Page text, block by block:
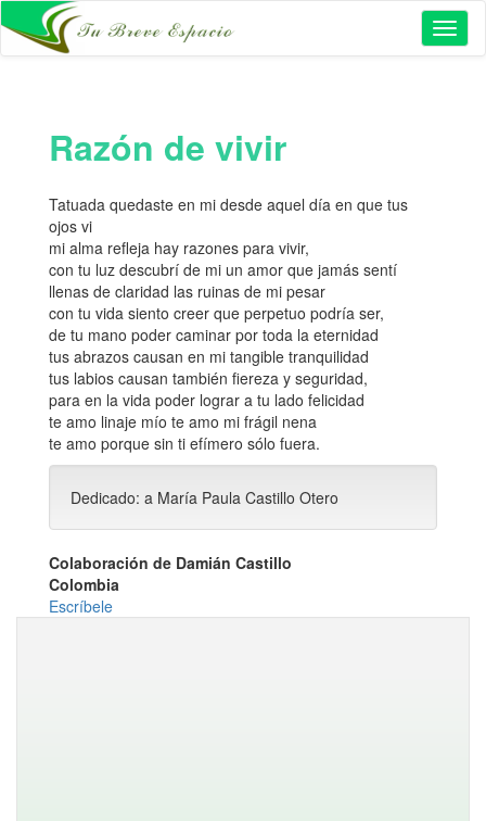
Razón de vivir
Tatuada quedaste en mi desde aquel día en que tus
ojos vi
mi alma refleja hay razones para vivir,
con tu luz descubrí de mi un amor que jamás sentí
llenas de claridad las ruinas de mi pesar
con tu vida siento creer que perpetuo podría ser,
de tu mano poder caminar por toda la eternidad
tus abrazos causan en mi tangible tranquilidad
tus labios causan también fiereza y seguridad,
para en la vida poder lograr a tu lado felicidad
te amo linaje mío te amo mi frágil nena
te amo porque sin ti efímero sólo fuera.
Dedicado: a María Paula Castillo Otero
Colaboración de Damián Castillo
Colombia
Escríbele